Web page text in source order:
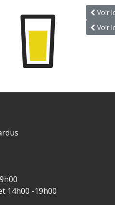
Voir
Voir
14h00 -19h00